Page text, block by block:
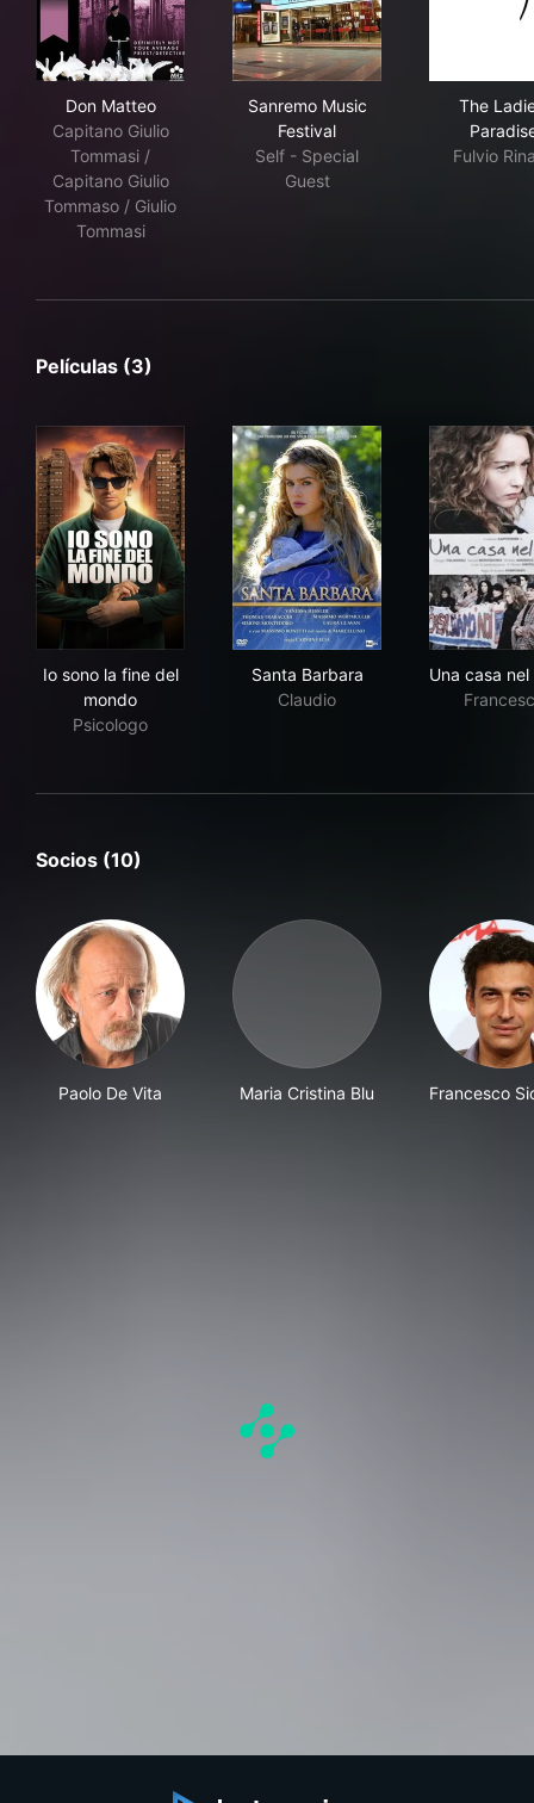
Don Matteo
Capitano Giulio
Tommasi /
Capitano Giulio
Tommaso / Giulio
Tommasi
Sanremo Music
Festival
Self - Special
Guest
The
Fulvio
Películas (3)
Io sono la fine del
mondo
Psicologo
Santa Barbara
Claudio
Una casa
Socios (10)
Paolo De Vita Maria Cristina Blu Francesco